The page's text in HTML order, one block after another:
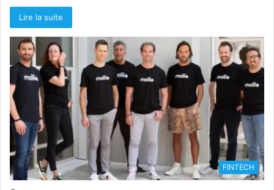
Lire la suite
FINTECH